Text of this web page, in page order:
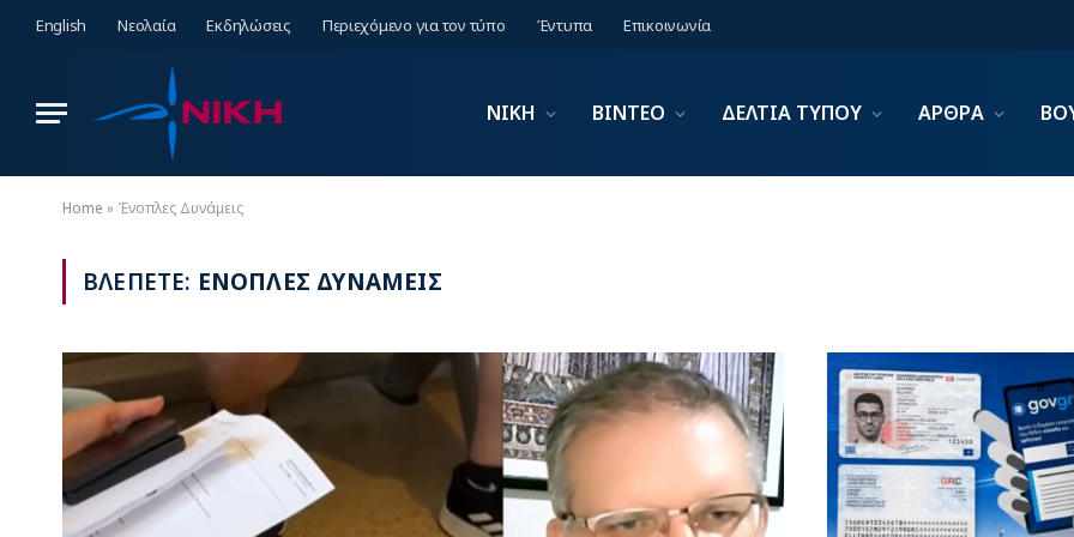
English Νεολαία Εκδηλώσεις Περιεχόμενο για τον τύπο Έντυπα Επικοινωνία
ΝΙΚΗ ΒΙΝΤΕΟ ΔΕΛΤΙΑ ΤΥΠΟΥ ΑΡΘΡΑ
Home » Ένοπλες Δυνάμεις
ΒΛΕΠΕΤΕ: ΕΝΟΠΛΕΣ ΔΥΝΑΜΕΙΣ